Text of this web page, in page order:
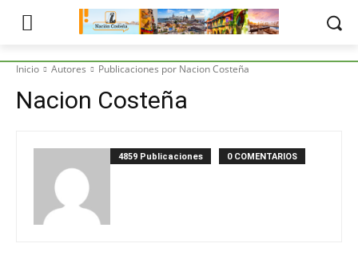
Inicio Autores Publicaciones por Nacion Costeña
Nacion Costeña
4859 Publicaciones 0 COMENTARIOS